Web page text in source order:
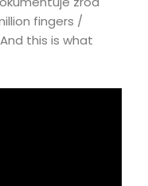
fingers /
this is what